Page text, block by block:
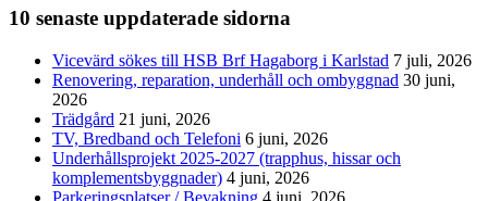
10 senaste uppdaterade sidorna
Vicevärd sökes till HSB Brf Hagaborg i Karlstad 7 juli, 2026
Renovering, reparation, underhåll och ombyggnad 30 juni,
2026
Trädgård 21 juni, 2026
TV, Bredband och Telefoni 6 juni, 2026
Underhållsprojekt 2025-2027 (trapphus, hissar och
komplementsbyggnader) 4 juni, 2026
Parkeringsplatser / Bevakning 4 juni, 2026